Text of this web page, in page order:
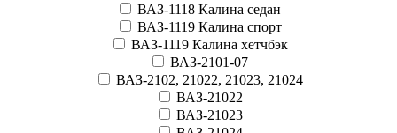
ВАЗ-1118 Калина седан
ВАЗ-1119 Калина спорт
ВАЗ-1119 Калина хетчбэк
ВАЗ-2101-07
ВАЗ-2102, 21022, 21023, 21024
ВАЗ-21022
ВАЗ-21023